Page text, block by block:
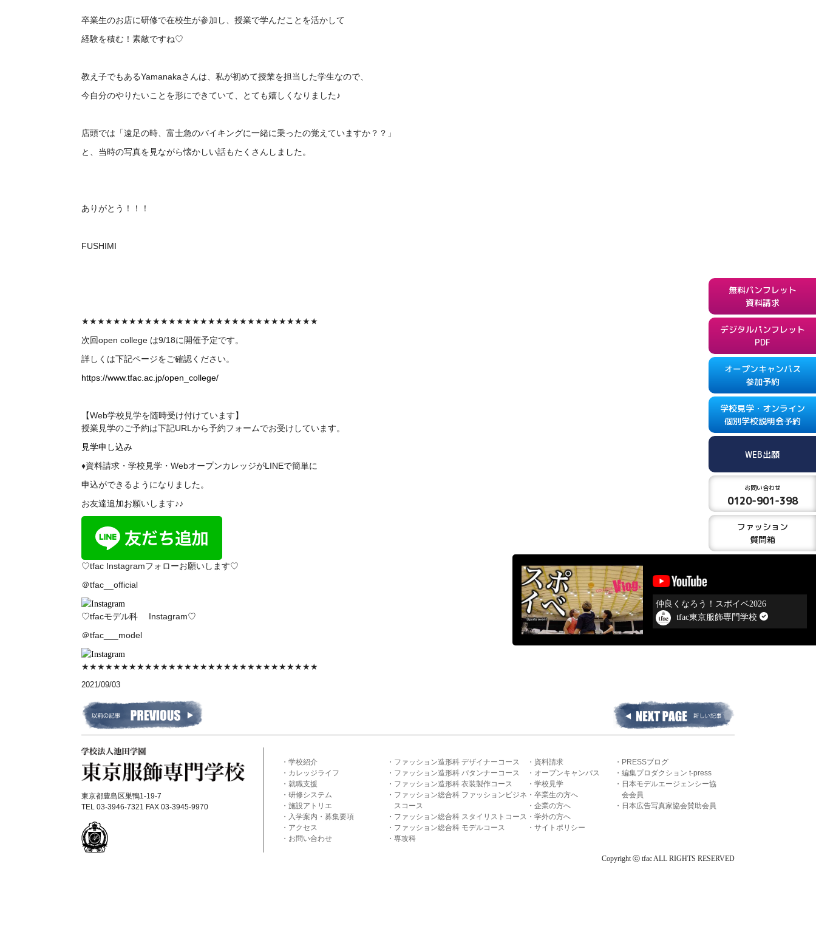
卒業生のお店に研修で在校生が参加し、授業で学んだことを活かして
経験を積む！素敵ですね♡
教え子でもあるYamanakaさんは、私が初めて授業を担当した学生なので、
今自分のやりたいことを形にできていて、とても嬉しくなりました♪
店頭では「遠足の時、富士急のバイキングに一緒に乗ったの覚えていますか？？」
と、当時の写真を見ながら懐かしい話もたくさんしました。
ありがとう！！！
FUSHIMI
★★★★★★★★★★★★★★★★★★★★★★★★★★★★★★
次回open college は9/18に開催予定です。
詳しくは下記ページをご確認ください。
https://www.tfac.ac.jp/open_college/
【Web学校見学を随時受け付けています】
授業見学のご予約は下記URLから予約フォームでお受けしています。
見学申し込み
♦資料請求・学校見学・WebオープンカレッジがLINEで簡単に
申込ができるようになりました。
お友達追加お願いします♪♪
♡tfac Instagramフォローお願いします♡
＠tfac__official
♡tfacモデル科 Instagram♡
＠tfac___model
★★★★★★★★★★★★★★★★★★★★★★★★★★★★★★
2021/09/03
東京都豊島区巣鴨1-19-7
TEL 03-3946-7321 FAX 03-3945-9970
学校紹介
カレッジライフ
就職支援
研修システム
施設アトリエ
入学案内・募集要項
アクセス
お問い合わせ
ファッション造形科 デザイナーコース
ファッション造形科 パタンナーコース
ファッション造形科 衣装製作コース
ファッション総合科 ファッションビジネ
スコース
ファッション総合科 スタイリストコース
ファッション総合科 モデルコース
専攻科
資料請求
オープンキャンパス
学校見学
卒業生の方へ
企業の方へ
学外の方へ
サイトポリシー
PRESSブログ
編集プロダクション t-press
日本モデルエージェンシー協
会会員
日本広告写真家協会賛助会員
Copyright ⓒ tfac ALL RIGHTS RESERVED
無料パンフレット
資料請求
デジタルパンフレット
PDF
オープンキャンパス
参加予約
学校見学・オンライン
個別学校説明会予約
WEB出願
お問い合わせ
0120-901-398
ファッション
質問箱
仲良くなろう！スポイベ2026
tfac東京服飾専門学校